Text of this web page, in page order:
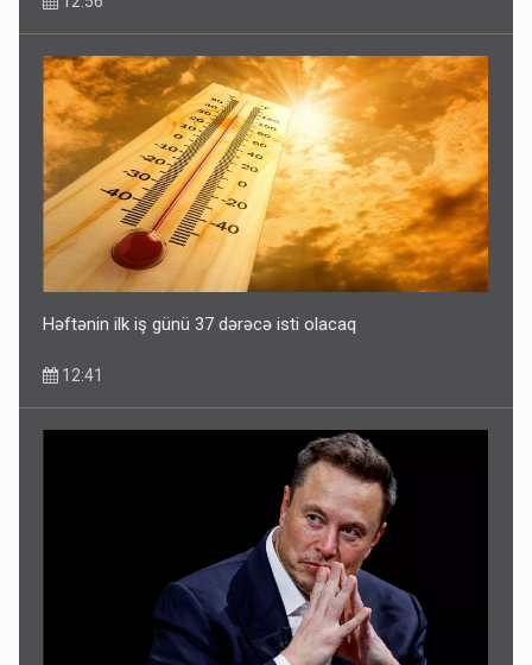
Həftənin ilk iş günü 37 dərəcə isti olacaq
12:41